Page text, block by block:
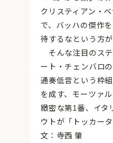
クリスティアン・
で、バッハの傑作
待するなという方
そんな注目のス
ート・チェンバロ
通奏低音という枠
を成す、モーツァ
緻密な第1番、イタ
ウトが「トッカー
文：寺西 肇